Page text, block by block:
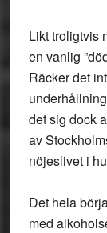
Likt troligtvis
en vanlig
Räcker det
det sig dock
av
nöjeslivet i
Det hela
med